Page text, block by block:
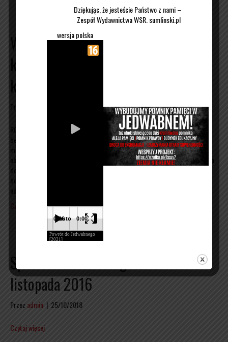
Wojciech Sumliński o rozmowie,
której „nie było”. Czy to początek
końca Komorowskiego?
Przez
ROZMOWA, KTÓREJ „NIE BYŁO” Sekwencja wydarzeń, oparta o akta
bezprecedensowej sprawy sądowej, nazywanej przez media „aferą
marszałkową” przez długi czas została zakryta przed opinią publiczną,
obwarowana klauzulą najwyższej tajemnicy, a nawet tajności. Nie dopuszczono
do ujawnienia i poznania podstawowych faktów, ani nawet do transmisji tak
bezprecedensowego wydarzenia, jakim było przesłuchanie przed sądem pod
odpowiedzialnością karną…
Spotkanie w Birmingham – 27
listopada 2016
Przez admin | 25/10/2018
Czytaj więcej
Dziękując, że jesteście Państwo z nami –
Zespół Wydawnictwa WSR. sumlinski.pl
wersja polska